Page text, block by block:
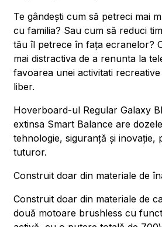
Te gândești cum să petreci mai
cu familia? Sau cum să reduci
tău îl petrece în fața ecranelor?
mai distractiva de a renunta la
favoarea unei activitati
liber.
Hoverboard-ul Regular Galaxy
extinsa Smart Balance are
tehnologie, siguranță și inovație,
tuturor.
Construit doar din materiale de
Construit doar din materiale de
două motoare brushless cu